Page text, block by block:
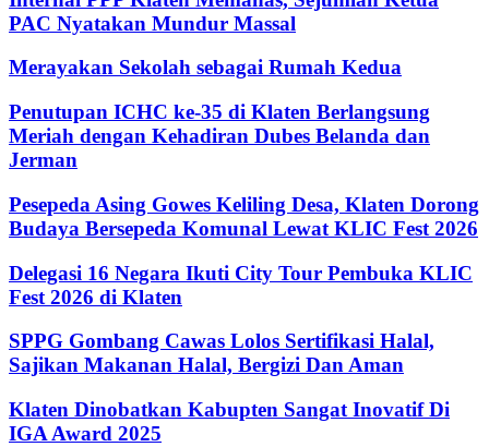
PAC Nyatakan Mundur Massal
Merayakan Sekolah sebagai Rumah Kedua
Penutupan ICHC ke-35 di Klaten Berlangsung
Meriah dengan Kehadiran Dubes Belanda dan
Jerman
Pesepeda Asing Gowes Keliling Desa, Klaten Dorong
Budaya Bersepeda Komunal Lewat KLIC Fest 2026
Delegasi 16 Negara Ikuti City Tour Pembuka KLIC
Fest 2026 di Klaten
SPPG Gombang Cawas Lolos Sertifikasi Halal,
Sajikan Makanan Halal, Bergizi Dan Aman
Klaten Dinobatkan Kabupten Sangat Inovatif Di
IGA Award 2025